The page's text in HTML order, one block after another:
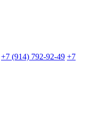
+7 (914) 792-92-49 +7